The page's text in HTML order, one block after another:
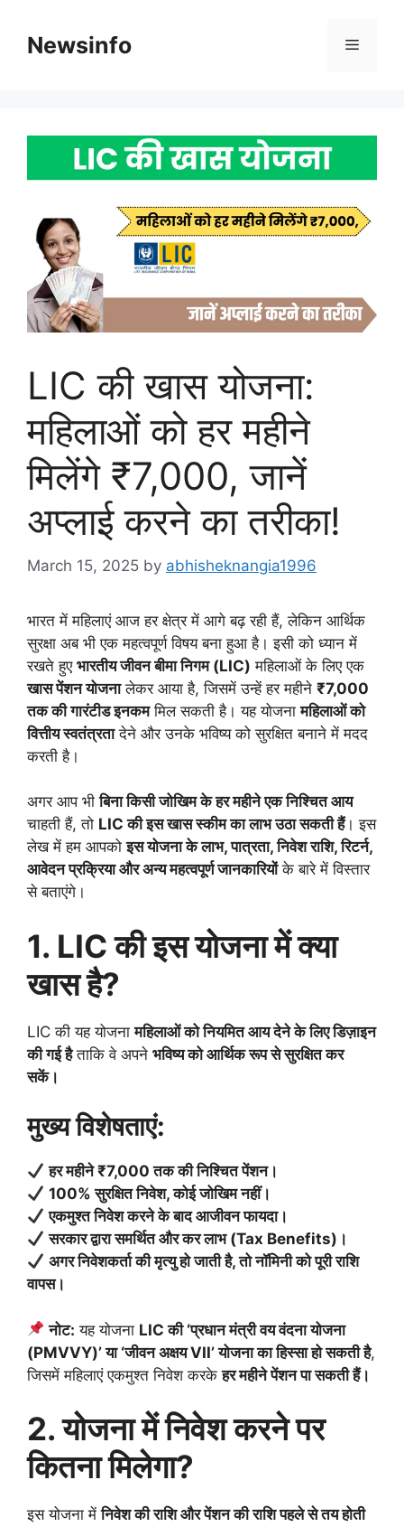
contentNewsinfo Menu
LIC की खास योजना:
महिलाओं को हर महीने
मिलेंगे ₹7,000, जानें
अप्लाई करने का तरीका!
March 15, 2025 by abhisheknangia1996
भारत में महिलाएं आज हर क्षेत्र में आगे बढ़ रही हैं, लेकिन आर्थिक
सुरक्षा अब भी एक महत्वपूर्ण विषय बना हुआ है। इसी को ध्यान में
रखते हुए भारतीय जीवन बीमा निगम (LIC) महिलाओं के लिए एक
खास पेंशन योजनालेकर आया है, जिसमें उन्हें हर महीने ₹7,000
तक की गारंटीड इनकममिल सकती है। यह योजनामहिलाओं को
वित्तीय स्वतंत्रतादेने और उनके भविष्य को सुरक्षित बनाने में मदद
करती है।
अगर आप भीबिना किसी जोखिम के हर महीने एक निश्चित आय
चाहती हैं, तो LIC की इस खास स्कीम का लाभ उठा सकती हैं। इस
लेख में हम आपकोइस योजना के लाभ, पात्रता, निवेश राशि, रिटर्न,
आवेदन प्रक्रिया और अन्य महत्वपूर्ण जानकारियोंके बारे में विस्तार
से बताएंगे।
1. LIC की इस योजना में क्या
खास है?
LIC की यह योजनामहिलाओं को नियमित आय देने के लिए डिज़ाइन
की गई हैताकि वे अपने भविष्य को आर्थिक रूप से सुरक्षित कर
सकें।
मुख्य विशेषताएं:
हर महीने ₹7,000 तक की निश्चित पेंशन।
100% सुरक्षित निवेश, कोई जोखिम नहीं।
एकमुश्त निवेश करने के बाद आजीवन फायदा।
सरकार द्वारा समर्थित और कर लाभ (Tax Benefits)।
अगर निवेशकर्ता की मृत्यु हो जाती है, तो नॉमिनी को पूरी राशि
वापस।
नोट: यह योजना LIC की ‘प्रधान मंत्री वय वंदना योजना
(PMVVY)’ या ‘जीवन अक्षय VII’ योजना का हिस्सा हो सकती है,
जिसमें महिलाएं एकमुश्त निवेश करकेहर महीने पेंशन पा सकती हैं।
2. योजना में निवेश करने पर
कितना मिलेगा?
इस योजना मेंनिवेश की राशि और पेंशन की राशि पहले से तय होती